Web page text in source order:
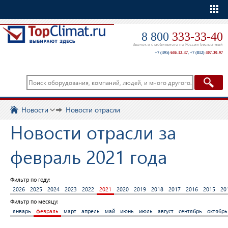
8 800 333-33-40
Звонок и с мобильного по России бесплатный
+7 (495) 646-12-37, +7 (812) 407-30-97
Новости Новости отрасли
Новости отрасли за
февраль 2021 года
Фильтр по году:
2026
2025 2024 2023 2022 2021 2020 2019 2018 2017 2016 2015
Фильтр по месяцу:
январь
февраль март апрель май июнь июль август сентябрь октябрь